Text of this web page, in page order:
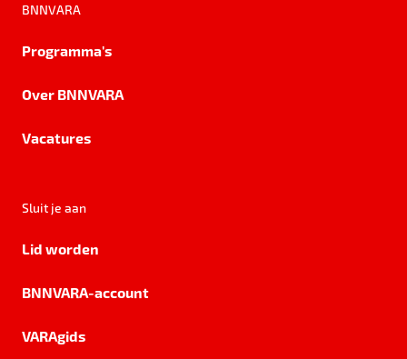
BNNVARA
Programma's
Over BNNVARA
Vacatures
Sluit je aan
Lid worden
BNNVARA-account
VARAgids